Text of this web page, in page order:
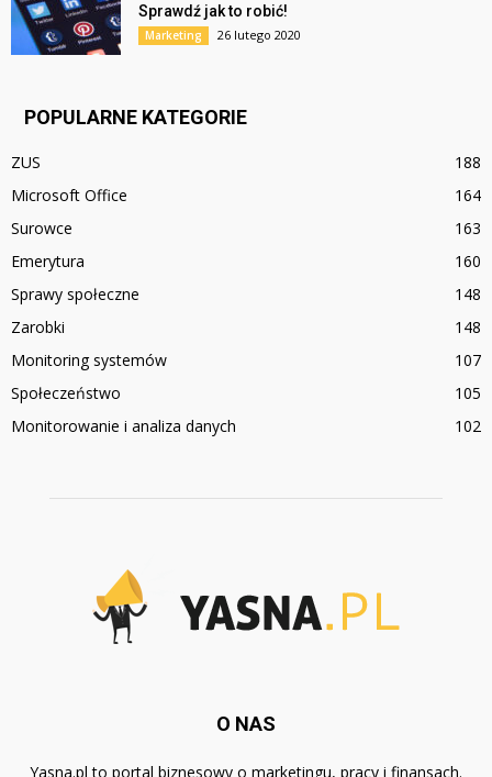
Sprawdź jak to robić!
Marketing 26 lutego 2020
POPULARNE KATEGORIE
ZUS
188
Microsoft Office
164
Surowce
163
Emerytura
160
Sprawy społeczne
148
Zarobki
148
Monitoring systemów
107
Społeczeństwo
105
Monitorowanie i analiza danych
102
O NAS
Yasna.pl to portal biznesowy o marketingu, pracy i finansach.